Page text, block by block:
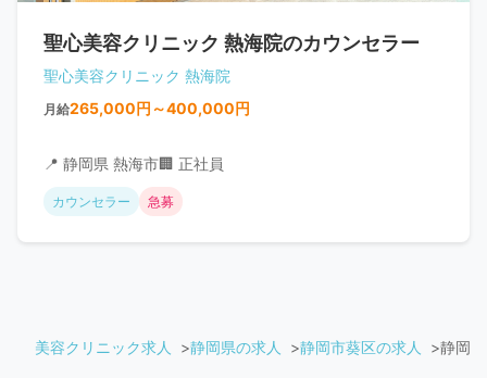
聖心美容クリニック 熱海院のカウンセラー
聖心美容クリニック 熱海院
月給265,000円～400,000円
📍 静岡県 熱海市🏢 正社員
カウンセラー 急募
美容クリニック求人 静岡県の求人 静岡市葵区の求人 静岡